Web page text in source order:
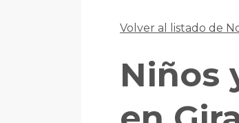
Volver al listado de
Niños